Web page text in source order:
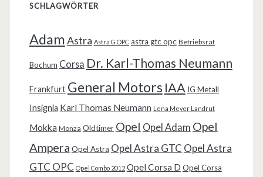
SCHLAGWÖRTER
AdamAstra Astra G OPC astra gtc opc Betriebsrat
Bochum Corsa Dr. Karl-Thomas Neumann
Frankfurt General Motors IAA IG Metall
Insignia Karl Thomas Neumann Lena Meyer Landrut
Mokka Monza Oldtimer Opel Opel Adam Opel
Ampera Opel Astra Opel Astra GTC Opel Astra
GTC OPC Opel Combo 2012 Opel Corsa D Opel Corsa